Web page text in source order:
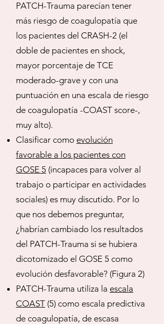
PATCH-Trauma parecían tener
más riesgo de coagulopatía que
los pacientes del CRASH-2 (el
doble de pacientes en shock,
mayor porcentaje de TCE
moderado-grave y con una
puntuación en una escala de riesgo
de coagulopatía -COAST score-,
muy alto).
Clasificar como evolución
favorable a los pacientes con
GOSE 5 (incapaces para volver al
trabajo o participar en actividades
sociales) es muy discutido. Por lo
que nos debemos preguntar,
¿habrían cambiado los resultados
del PATCH-Trauma si se hubiera
dicotomizado el GOSE 5 como
evolución desfavorable? (Figura 2)
PATCH-Trauma utiliza la escala
COAST (5) como escala predictiva
de coagulopatía, de escasa